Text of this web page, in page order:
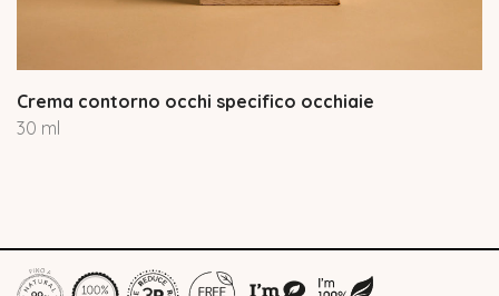
Crema contorno occhi specifico occhiaie
30 ml